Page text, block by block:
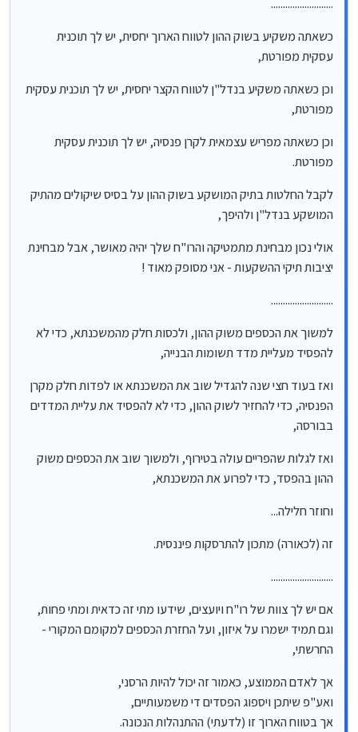
תיקי ההשקעות - אני מסופק מאוד !
למשוך את הכספים משוק ההון, ולכסות חלק מהמשכנתא, כדי לא להפסיד
ואז בעוד חצי שנה להגדיל שוב את המשכנתא או לפדות חלק מקרן
הפנסיה, כדי להחזיר לשוק ההון, כדי לא להפסיד את עליית המדדים
בבורסה,
ואז לגלות שהפריים עולה בטירוף, ולמשוך שוב את הכספים משוק ההון
וחוזר חלילה...
..........................
וגם תמיד ישמרו על איזון, ועל החזרת הכספים למקומם המקורי - החרשתי,
אך לאדם הממוצע, כאמור זה יכול להיות הרסני,
שוב, זו דעתי האישית, המושפע בעיקר מהאופי שלי,
לא זוכר שקראתי על זה בספרות המקצועית,
אשמח לשמוע דעתכם
..........................
כשאתה משקיע בשוק ההון לטווח הארוך יחסית, יש לך תוכנית
עסקית מפורטת,
וכן כשאתה משקיע בנדל"ן לטווח הקצר יחסית, יש לך תוכנית עסקית
מפורטת,
וכן כשאתה מפריש עצמאית לקרן פנסיה, יש לך תוכנית עסקית
מפורטת.
לקבל החלטות בתיק המושקע בשוק ההון על בסיס שיקולים מהתיק
המושקע בנדל"ן ולהיפך,
אולי נכון מבחינת מתמטיקה והרו"ח שלך יהיה מאושר, אבל מבחינת
יציבות תיקי ההשקעות - אני מסופק מאוד !
..........................
למשוך את הכספים משוק ההון, ולכסות חלק מהמשכנתא, כדי לא
להפסיד מעליית מדד תשומות הבנייה,
ואז בעוד חצי שנה להגדיל שוב את המשכנתא או לפדות חלק מקרן
הפנסיה, כדי להחזיר לשוק ההון, כדי לא להפסיד את עליית המדדים
בבורסה,
ואז לגלות שהפריים עולה בטירוף, ולמשוך שוב את הכספים משוק
ההון בהפסד, כדי לפרוע את המשכנתא,
וחוזר חלילה...
זה (לכאורה) מתכון להתרסקות פיננסית.
..........................
אם יש לך צוות של רו"ח ויועצים, שידעו מתי זה כדאית ומתי פחות,
וגם תמיד ישמרו על איזון, ועל החזרת הכספים למקומם המקורי -
החרשתי,
אך לאדם הממוצע, כאמור זה יכול להיות הרסני,
ואע"פ שיתכן ויספוג הפסדים די משמעותיים,
אך בטווח הארוך זו (לדעתי) ההתנהלות הנכונה.